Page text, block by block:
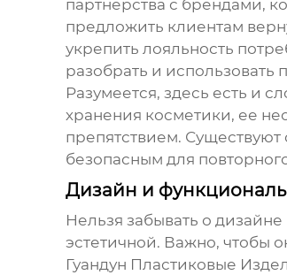
партнерства с брендами,
предложить клиентам
укрепить лояльность
разобрать и использовать
Разумеется, здесь есть и
хранения косметики, ее
препятствием. Существуют
безопасным для
Дизайн и
Нельзя забывать о
эстетичной. Важно, чтобы
Гуандун Пластиковые